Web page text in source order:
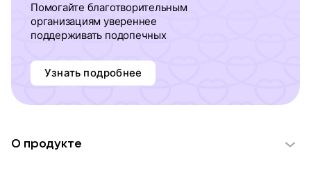
Помогайте благотворительным
организациям увереннее
поддерживать подопечных
Узнать подробнее
О продукте